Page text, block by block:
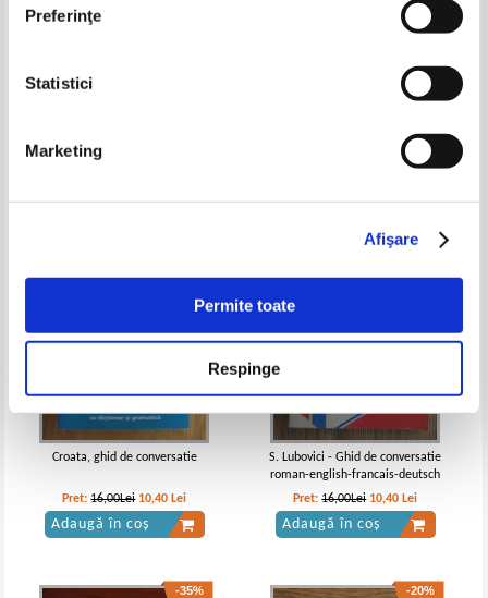
Preferinţe
Statistici
Marketing
Afişare
Permite toate
Respinge
Muzzy. Curs multilingvistic
Adaugă în coș
Ghid de conversatie rus - roman
Croata, ghid de conversatie
Pret:16,00Lei 10,40 Lei
Adaugă în coș
S. Lubovici - Ghid de conversatie
roman-english-francais-deutsch
Pret:16,00Lei 10,40 Lei
Adaugă în coș
-35% -20%